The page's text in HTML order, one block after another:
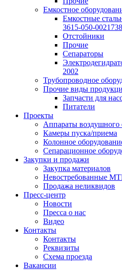
Емкостное
Емкостные
3615-050-
Отстойники
Прочие
Сепараторы
2002
Трубопроводное
Прочие виды
Запчасти для
Питатели
Проекты
Аппараты воздушного
Камеры пуска/приема
Колонное
Сепарационное
Закупки и продажи
Закупка материалов
Невостребованные
Продажа неликвидов
Пресс-центр
Новости
Пресса о нас
Видео
Контакты
Контакты
Реквизиты
Схема проезда
Вакансии